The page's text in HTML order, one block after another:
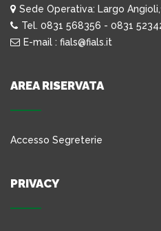
Sede Operativa: Largo
Tel. 0831 568356 - 0831
E-mail : fials@fials.it
AREA RISERVATA
Accesso Segreterie
PRIVACY